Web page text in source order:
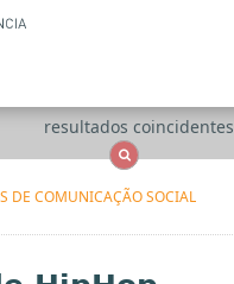
resultados coincidentes
DE COMUNICAÇÃO SOCIAL